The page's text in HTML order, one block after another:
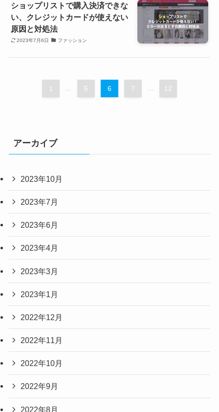
ショップリストで購入決済できな
い、クレジットカードが使えない
原因と対処法
2023年7月6日 ファッション
1 ... 5 6 7 ... 12
アーカイブ
2023年10月
2023年7月
2023年6月
2023年4月
2023年3月
2023年1月
2022年12月
2022年11月
2022年10月
2022年9月
2022年8月